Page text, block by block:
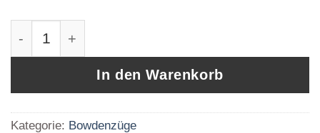
In den Warenkorb
Kategorie: Bowdenzüge